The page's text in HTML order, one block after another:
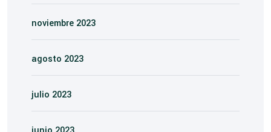
noviembre 2023
agosto 2023
julio 2023